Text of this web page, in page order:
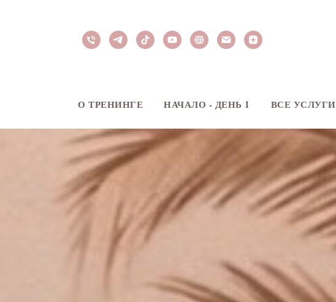
О ТРЕНИНГЕ НАЧАЛО - ДЕНЬ 1 ВСЕ УСЛУГИ